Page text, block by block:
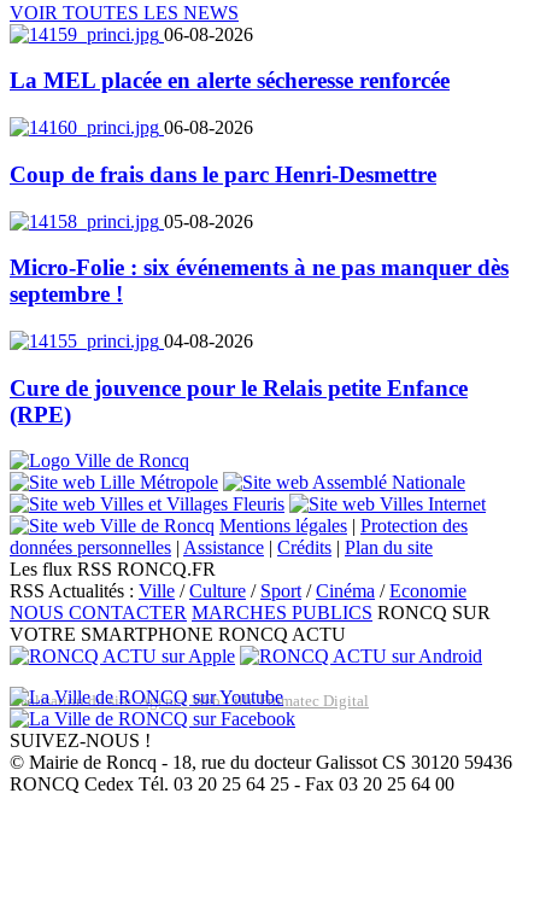
VOIR TOUTES LES NEWS
06-08-2026
La MEL placée en alerte sécheresse renforcée
06-08-2026
Coup de frais dans le parc Henri-Desmettre
05-08-2026
Micro-Folie : six événements à ne pas manquer dès
septembre !
04-08-2026
Cure de jouvence pour le Relais petite Enfance
(RPE)
Mentions légales | Protection des
données personnelles | Assistance | Crédits | Plan du site
Les flux RSS RONCQ.FR
RSS Actualités : Ville /Culture / Sport/Cinéma /Economie
NOUS CONTACTER MARCHES PUBLICS RONCQ SUR
VOTRE SMARTPHONE RONCQ ACTU
Réalisation du site: Agence Web Lille Promatec Digital
SUIVEZ-NOUS !
© Mairie de Roncq - 18, rue du docteur Galissot CS 30120 59436
RONCQ Cedex Tél. 03 20 25 64 25 - Fax 03 20 25 64 00